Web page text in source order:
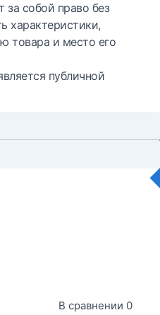
за собой право без
характеристики,
товара и место его
публичной
В сравнении 0